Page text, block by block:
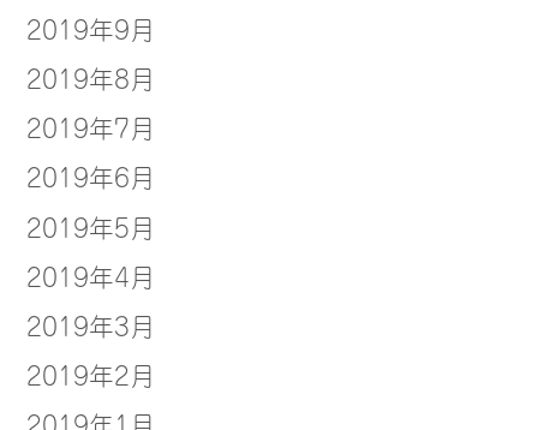
2019年9月
2019年8月
2019年7月
2019年6月
2019年5月
2019年4月
2019年3月
2019年2月
2019年1月